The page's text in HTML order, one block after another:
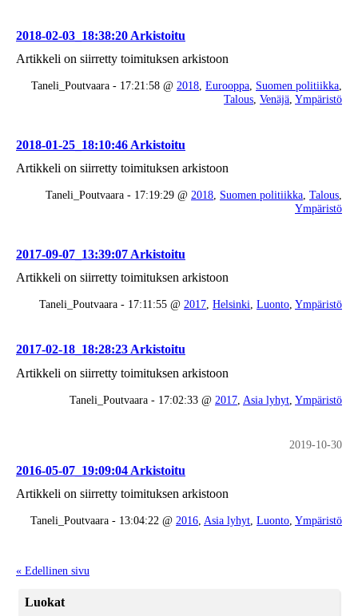
2018-02-03_18:38:20 Arkistoitu
Artikkeli on siirretty toimituksen arkistoon
Taneli_Poutvaara - 17:21:58 @ 2018 Eurooppa Suomen politiikka
Talous Venäjä Ympäristö
2018-01-25_18:10:46 Arkistoitu
Artikkeli on siirretty toimituksen arkistoon
Taneli_Poutvaara - 17:19:29 @ 2018 Suomen politiikka Talous
Ympäristö
2017-09-07_13:39:07 Arkistoitu
Artikkeli on siirretty toimituksen arkistoon
Taneli_Poutvaara - 17:11:55 @ 2017 Helsinki Luonto Ympäristö
2017-02-18_18:28:23 Arkistoitu
Artikkeli on siirretty toimituksen arkistoon
Taneli_Poutvaara - 17:02:33 @ 2017 Asia lyhyt Ympäristö
2019-10-30
2016-05-07_19:09:04 Arkistoitu
Artikkeli on siirretty toimituksen arkistoon
Taneli_Poutvaara - 13:04:22 @ 2016 Asia lyhyt Luonto Ympäristö
« Edellinen sivu
Luokat